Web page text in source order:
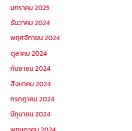
มกราคม 2025
ธันวาคม 2024
พฤศจิกายน 2024
ตุลาคม 2024
กันยายน 2024
สิงหาคม 2024
กรกฎาคม 2024
มิถุนายน 2024